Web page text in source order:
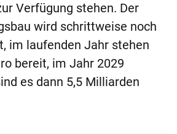
Verfügung stehen. Der
wird schrittweise noch
im laufenden Jahr stehen
bereit, im Jahr 2029
es dann 5,5 Milliarden